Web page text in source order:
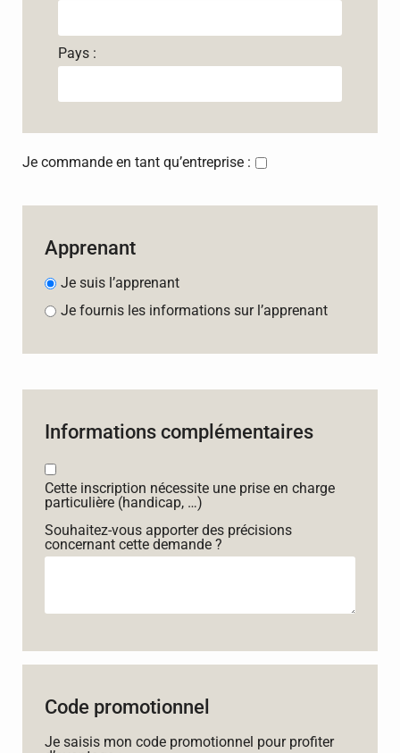
Pays :
Je commande en tant qu’entreprise :
Apprenant
Je suis l’apprenant
Je fournis les informations sur l’apprenant
Informations complémentaires
Cette inscription nécessite une prise en charge
particulière (handicap, …)
Souhaitez-vous apporter des précisions
concernant cette demande ?
Code promotionnel
Je saisis mon code promotionnel pour profiter